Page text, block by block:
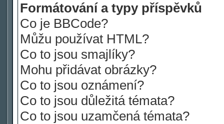
Formátování a typy příspěvků
Co je BBCode?
Můžu používat HTML?
Co to jsou smajlíky?
Mohu přidávat obrázky?
Co to jsou oznámení?
Co to jsou důležitá témata?
Co to jsou uzamčená témata?